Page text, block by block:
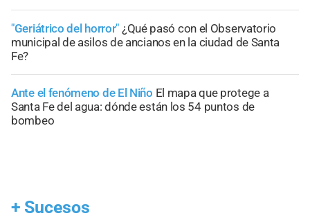
"Geriátrico del horror" ¿Qué pasó con el Observatorio
municipal de asilos de ancianos en la ciudad de Santa
Fe?
Ante el fenómeno de El Niño El mapa que protege a
Santa Fe del agua: dónde están los 54 puntos de
bombeo
+ Sucesos